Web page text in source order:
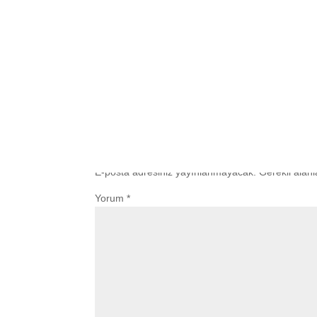
E-posta adresiniz yayınlanmayacak. Gerekli
Yorum*